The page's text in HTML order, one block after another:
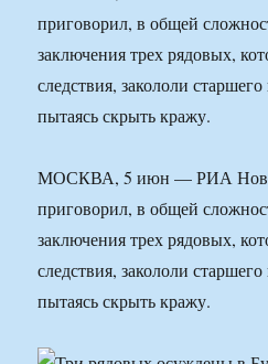
приговорил, в общей
заключения трех рядовых,
следствия, закололи
пытаясь скрыть кражу.
МОСКВА, 5 июн — РИА
приговорил, в общей
заключения трех рядовых,
следствия, закололи
пытаясь скрыть кражу.